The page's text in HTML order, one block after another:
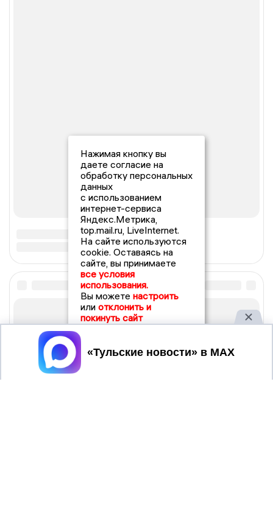
Нажимая кнопку вы
даете согласие на
обработку персональных
данных
с использованием
интернет-сервиса
Яндекс.Метрика,
top.mail.ru, LiveInternet.
На сайте используются
cookie. Оставаясь на
сайте, вы принимаете
все условия
использования.
Вы можете настроить
или отклонить и
покинуть сайт
Принять